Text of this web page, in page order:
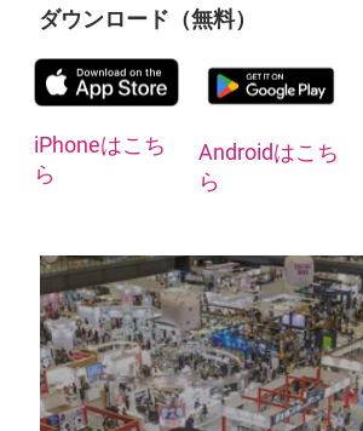
ダウンロード（無料）
iPhoneはこち
ら
Androidはこち
ら